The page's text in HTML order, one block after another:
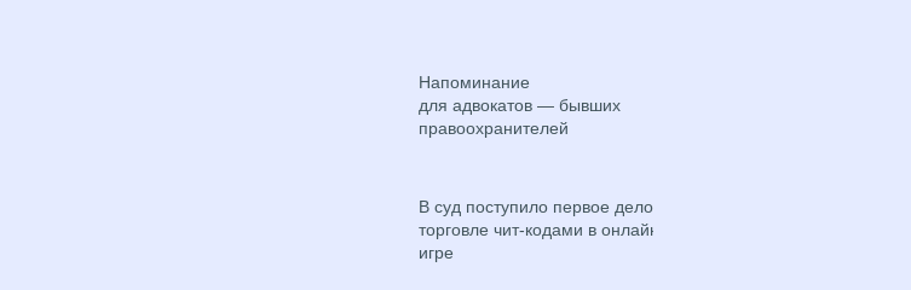
Напоминание
для адвокатов — бывших
правоохранителей
В суд поступило первое дело о
торговле чит-кодами в онлайн-
игре